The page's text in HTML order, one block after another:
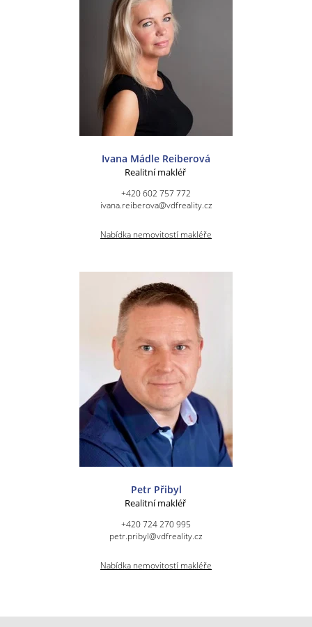
Ivana Mádle Reiberová
Realitní makléř
+420 602 757 772
ivana.reiberova@vdfreality.cz
Nabídka nemovitostí makléře
Petr Přibyl
Realitní makléř
+420 724 270 995
petr.pribyl@vdfreality.cz
Nabídka nemovitostí makléře